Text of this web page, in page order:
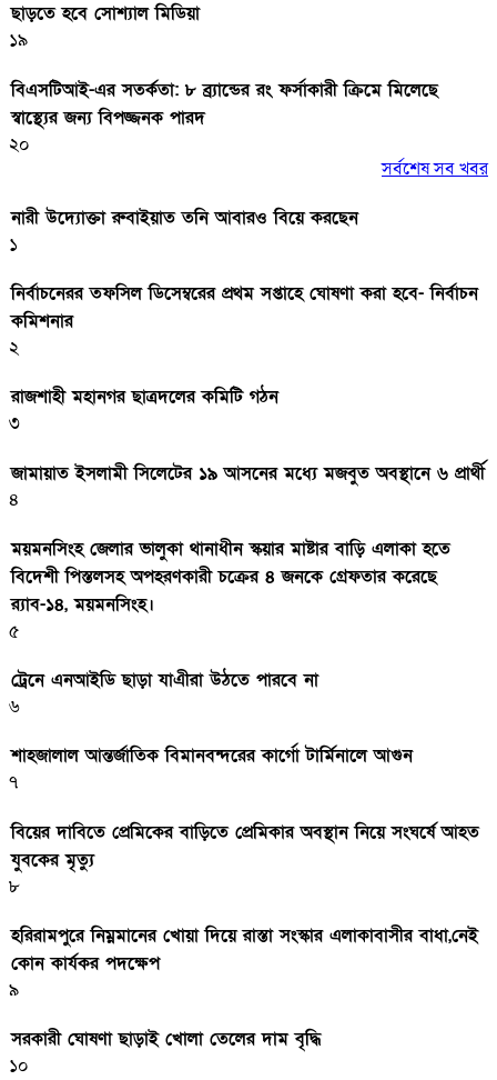
ছাড়তে হবে সোশ্যাল মিডিয়া
১৯
বিএসটিআই-এর সতর্কতা: ৮ ব্র্যান্ডের রং ফর্সাকারী ক্রিমে মিলেছে
স্বাস্থ্যের জন্য বিপজ্জনক পারদ
২০
সর্বশেষ সব খবর
নারী উদ্যোক্তা রুবাইয়াত তনি আবারও বিয়ে করছেন
১
নির্বাচনেরর তফসিল ডিসেম্বরের প্রথম সপ্তাহে ঘোষণা করা হবে- নির্বাচন
কমিশনার
২
রাজশাহী মহানগর ছাত্রদলের কমিটি গঠন
৩
জামায়াত ইসলামী সিলেটের ১৯ আসনের মধ্যে মজবুত অবস্থানে ৬ প্রার্থী
৪
ময়মনসিংহ জেলার ভালুকা থানাধীন স্কয়ার মাষ্টার বাড়ি এলাকা হতে
বিদেশী পিস্তলসহ অপহরণকারী চক্রের ৪ জনকে গ্রেফতার করেছে
র‌্যাব-১৪, ময়মনসিংহ।
৫
ট্রেনে এনআইডি ছাড়া যাএীরা উঠতে পারবে না
৬
শাহজালাল আন্তর্জাতিক বিমানবন্দরের কার্গো টার্মিনালে আগুন
৭
বিয়ের দাবিতে প্রেমিকের বাড়িতে প্রেমিকার অবস্থান নিয়ে সংঘর্ষে আহত
যুবকের মৃত্যু
৮
হরিরামপুরে নিম্নমানের খোয়া দিয়ে রাস্তা সংস্কার এলাকাবাসীর বাধা,নেই
কোন কার্যকর পদক্ষেপ
৯
সরকারী ঘােষণা ছাড়াই খােলা তেলের দাম বৃদ্ধি
১০